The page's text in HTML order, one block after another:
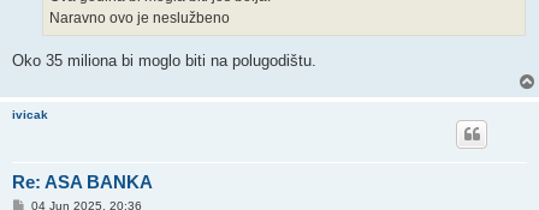
Naravno ovo je neslužbeno
Oko 35 miliona bi moglo biti na polugodištu.
ivicak
Re: ASA BANKA
P04 Jun 2025, 20:36